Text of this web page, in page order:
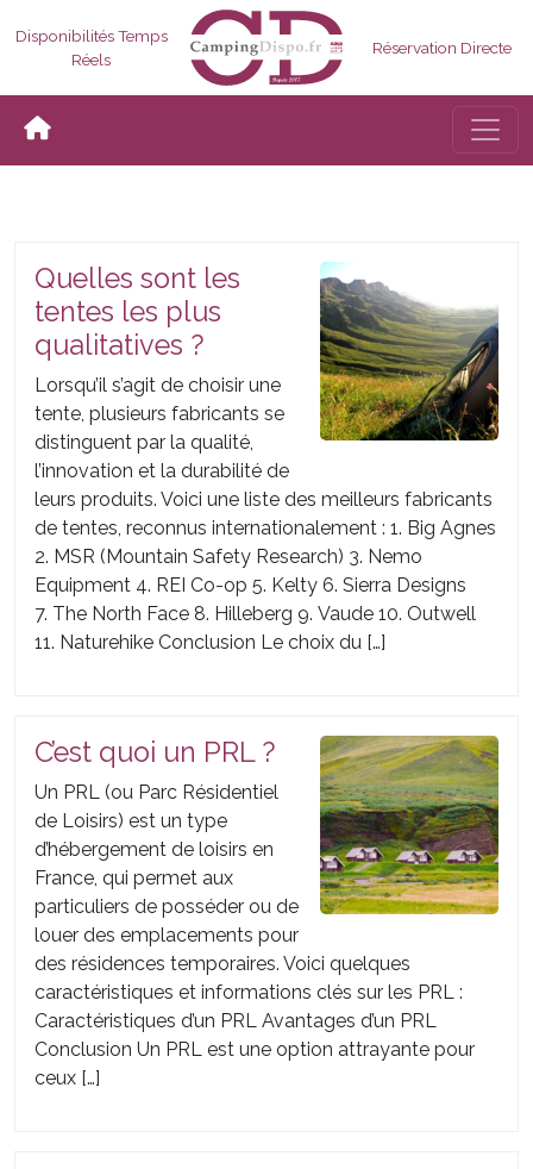
Disponibilités Temps
Réels
Réservation Directe
Quelles sont les
tentes les plus
qualitatives ?
Lorsqu’il s’agit de choisir une
tente, plusieurs fabricants se
distinguent par la qualité,
l’innovation et la durabilité de
leurs produits. Voici une liste des meilleurs fabricants
de tentes, reconnus internationalement : 1. Big Agnes
2. MSR (Mountain Safety Research) 3. Nemo
Equipment 4. REI Co-op 5. Kelty 6. Sierra Designs
7. The North Face 8. Hilleberg 9. Vaude 10. Outwell
11. Naturehike Conclusion Le choix du […]
C’est quoi un PRL ?
Un PRL (ou Parc Résidentiel
de Loisirs) est un type
d’hébergement de loisirs en
France, qui permet aux
particuliers de posséder ou de
louer des emplacements pour
des résidences temporaires. Voici quelques
caractéristiques et informations clés sur les PRL :
Caractéristiques d’un PRL Avantages d’un PRL
Conclusion Un PRL est une option attrayante pour
ceux […]